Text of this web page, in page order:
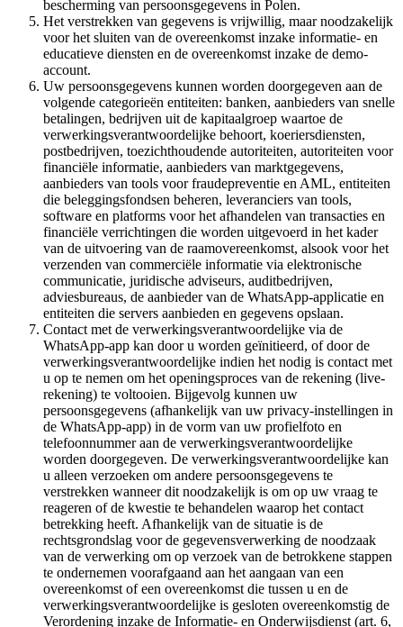
bescherming van persoonsgegevens in Polen.
Het verstrekken van gegevens is vrijwillig, maar noodzakelijk
voor het sluiten van de overeenkomst inzake informatie- en
educatieve diensten en de overeenkomst inzake de demo-
account.
Uw persoonsgegevens kunnen worden doorgegeven aan de
volgende categorieën entiteiten: banken, aanbieders van snelle
betalingen, bedrijven uit de kapitaalgroep waartoe de
verwerkingsverantwoordelijke behoort, koeriersdiensten,
postbedrijven, toezichthoudende autoriteiten, autoriteiten voor
financiële informatie, aanbieders van marktgegevens,
aanbieders van tools voor fraudepreventie en AML, entiteiten
die beleggingsfondsen beheren, leveranciers van tools,
software en platforms voor het afhandelen van transacties en
financiële verrichtingen die worden uitgevoerd in het kader
van de uitvoering van de raamovereenkomst, alsook voor het
verzenden van commerciële informatie via elektronische
communicatie, juridische adviseurs, auditbedrijven,
adviesbureaus, de aanbieder van de WhatsApp-applicatie en
entiteiten die servers aanbieden en gegevens opslaan.
Contact met de verwerkingsverantwoordelijke via de
WhatsApp-app kan door u worden geïnitieerd, of door de
verwerkingsverantwoordelijke indien het nodig is contact met
u op te nemen om het openingsproces van de rekening (live-
rekening) te voltooien. Bijgevolg kunnen uw
persoonsgegevens (afhankelijk van uw privacy-instellingen in
de WhatsApp-app) in de vorm van uw profielfoto en
telefoonnummer aan de verwerkingsverantwoordelijke
worden doorgegeven. De verwerkingsverantwoordelijke kan
u alleen verzoeken om andere persoonsgegevens te
verstrekken wanneer dit noodzakelijk is om op uw vraag te
reageren of de kwestie te behandelen waarop het contact
betrekking heeft. Afhankelijk van de situatie is de
rechtsgrondslag voor de gegevensverwerking de noodzaak
van de verwerking om op verzoek van de betrokkene stappen
te ondernemen voorafgaand aan het aangaan van een
overeenkomst of een overeenkomst die tussen u en de
verwerkingsverantwoordelijke is gesloten overeenkomstig de
Verordening inzake de Informatie- en Onderwijsdienst (art. 6,